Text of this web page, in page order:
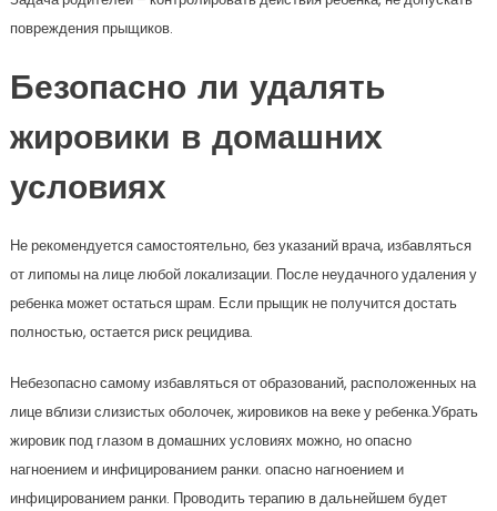
повреждения прыщиков.
Безопасно ли удалять
жировики в домашних
условиях
Не рекомендуется самостоятельно, без указаний врача, избавляться
от липомы на лице любой локализации. После неудачного удаления у
ребенка может остаться шрам. Если прыщик не получится достать
полностью, остается риск рецидива.
Небезопасно самому избавляться от образований, расположенных на
лице вблизи слизистых оболочек, жировиков на веке у ребенка.Убрать
жировик под глазом в домашних условиях можно, но опасно
нагноением и инфицированием ранки. опасно нагноением и
инфицированием ранки. Проводить терапию в дальнейшем будет